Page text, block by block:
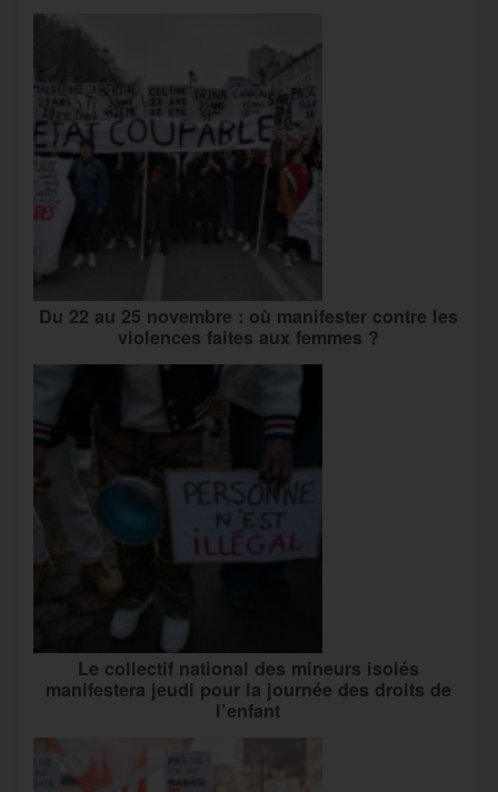
Du 22 au 25 novembre : où manifester contre les
violences faites aux femmes ?
Le collectif national des mineurs isolés
manifestera jeudi pour la journée des droits de
l’enfant